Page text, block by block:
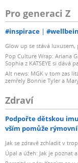
Pro generaci Z
#inspirace
Glow up se stává
Pop Culture Wrap: Ariana
Sophia z KATSEYE si dává
Alt news: MGK v tom zas
zemřely Bonnie Tyler a
Zdraví
Podpořte dětskou
vším pomůže
Jak se zdravě zchladit v
Úpal a úžeh: Jak je poznat